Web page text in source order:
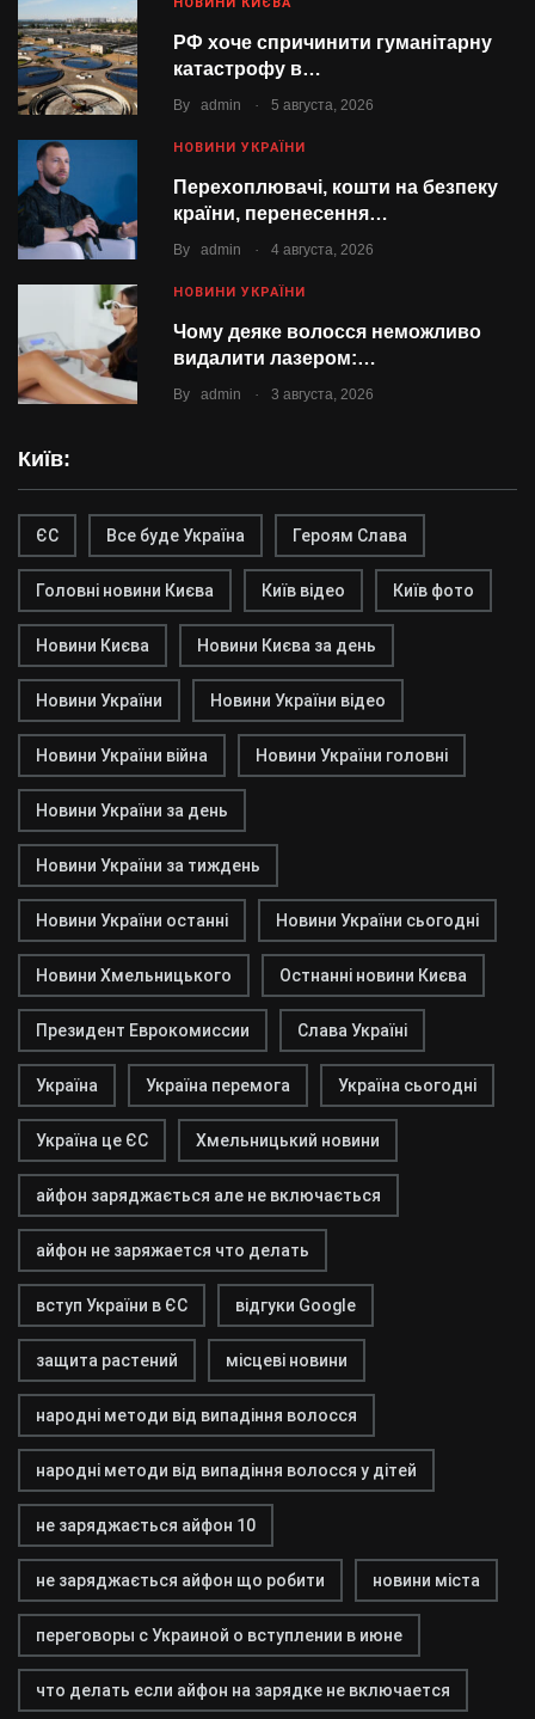
РФ хоче спричинити гуманітарну
катастрофу в…
By admin . 5 августа, 2026
НОВИНИ УКРАЇНИ
Перехоплювачі, кошти на безпеку
країни, перенесення…
By admin . 4 августа, 2026
НОВИНИ УКРАЇНИ
Чому деяке волосся неможливо
видалити лазером:…
By admin . 3 августа, 2026
Київ:
ЄС Все буде Україна Героям Слава
Головні новини Києва Київ відео Київ фото
Новини Києва Новини Києва за день
Новини України Новини України відео
Новини України війна Новини України головні
Новини України за день
Новини України за тиждень
Новини України останні Новини України сьогодні
Новини Хмельницького Остнанні новини Києва
Президент Еврокомиссии Слава Україні
Україна Україна перемога Україна сьогодні
Україна це ЄС Хмельницький новини
айфон заряджається але не включається
айфон не заряжается что делать
вступ України в ЄС відгуки Google
защита растений місцеві новини
народні методи від випадіння волосся
народні методи від випадіння волосся у дітей
не заряджається айфон 10
не заряджається айфон що робити новини міста
переговоры с Украиной о вступлении в июне
что делать если айфон на зарядке не включается